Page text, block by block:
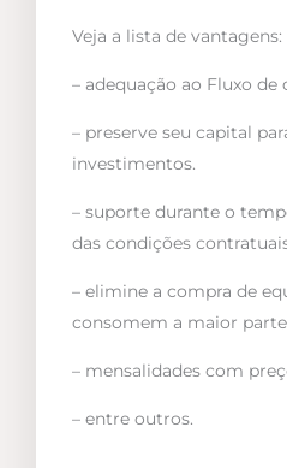
Veja a lista de vantagens:
– adequação ao Fluxo de
– preserve seu capital
investimentos.
– suporte durante o
das condições
– elimine a compra de
consomem a maior parte
– mensalidades com
– entre outros.